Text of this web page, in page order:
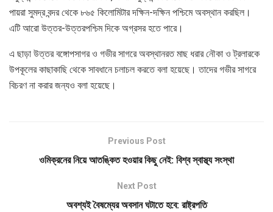
পায়রা সুমদ্র বন্দর থেকে ৮৬৫ কিলোমিটার দক্ষিন-দক্ষিন পশ্চিমে অবস্থান করছিল।
এটি আরো উত্তর-উত্তরপশ্চিম দিকে অগ্রসর হতে পারে।
এ ছাড়া উত্তর বঙ্গোপসাগর ও গভীর সাগরে অবস্থানরত মাছ ধরার নৌকা ও ট্রলারকে
উপকূলের কাছাকাছি থেকে সাবধানে চলাচল করতে বলা হয়েছে। তাদের গভীর সাগরে
বিচরণ না করার জন্যও বলা হয়েছে।
Previous Post
ওমিক্রনের নিয়ে আতঙ্কিত হওয়ার কিছু নেই: বিশ্ব স্বাস্থ্য সংস্থা
Next Post
অবশ্যই বৈষম্যের অবসান ঘটাতে হবে: রাষ্ট্রপতি